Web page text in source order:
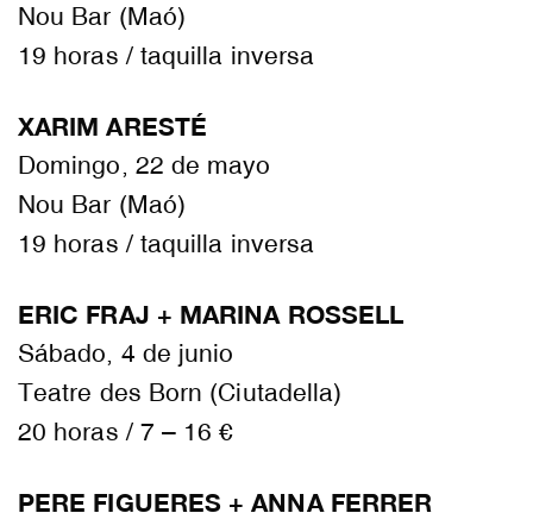
Nou Bar (Maó)
19 horas / taquilla inversa
XARIM ARESTÉ
Domingo, 22 de mayo
Nou Bar (Maó)
19 horas / taquilla inversa
ERIC FRAJ + MARINA ROSSELL
Sábado, 4 de junio
Teatre des Born (Ciutadella)
20 horas / 7 – 16 €
PERE FIGUERES + ANNA FERRER